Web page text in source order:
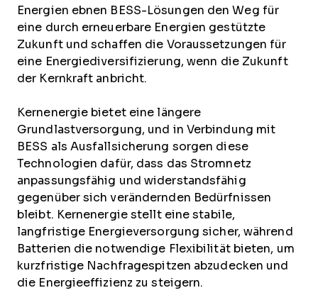
Energien ebnen BESS-Lösungen den Weg für
eine durch erneuerbare Energien gestützte
Zukunft und schaffen die Voraussetzungen für
eine Energiediversifizierung, wenn die Zukunft
der Kernkraft anbricht.
Kernenergie bietet eine längere
Grundlastversorgung, und in Verbindung mit
BESS als Ausfallsicherung sorgen diese
Technologien dafür, dass das Stromnetz
anpassungsfähig und widerstandsfähig
gegenüber sich verändernden Bedürfnissen
bleibt. Kernenergie stellt eine stabile,
langfristige Energieversorgung sicher, während
Batterien die notwendige Flexibilität bieten, um
kurzfristige Nachfragespitzen abzudecken und
die Energieeffizienz zu steigern.